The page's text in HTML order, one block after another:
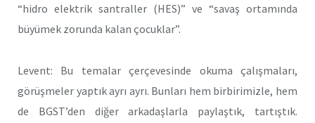
“hidro elektrik santraller (HES)” ve “savaş ortamında
büyümek zorunda kalan çocuklar”.
Levent: Bu temalar çerçevesinde okuma çalışmaları,
görüşmeler yaptık ayrı ayrı. Bunları hem birbirimizle, hem
de BGST’den diğer arkadaşlarla paylaştık, tartıştık.